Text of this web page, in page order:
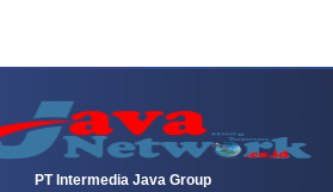
PT Intermedia Java Group